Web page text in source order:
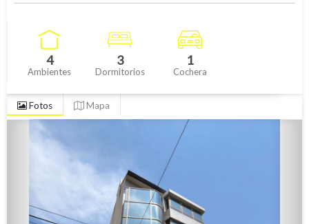
4
Ambientes
3
Dormitorios
1
Cochera
Fotos Mapa